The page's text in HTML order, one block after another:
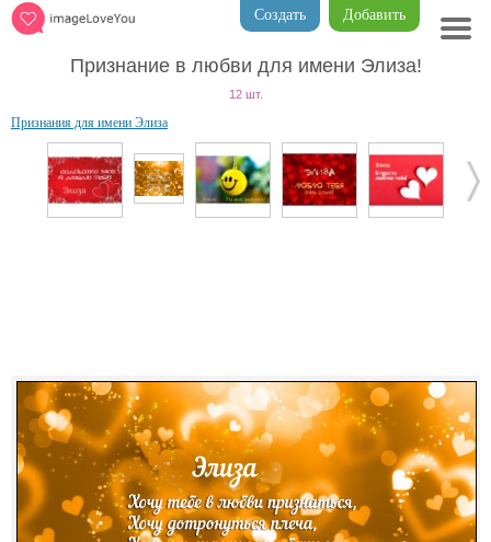
Добавить
Создать
Признание в любви для имени Элиза!
12 шт.
Признания для имени Элиза